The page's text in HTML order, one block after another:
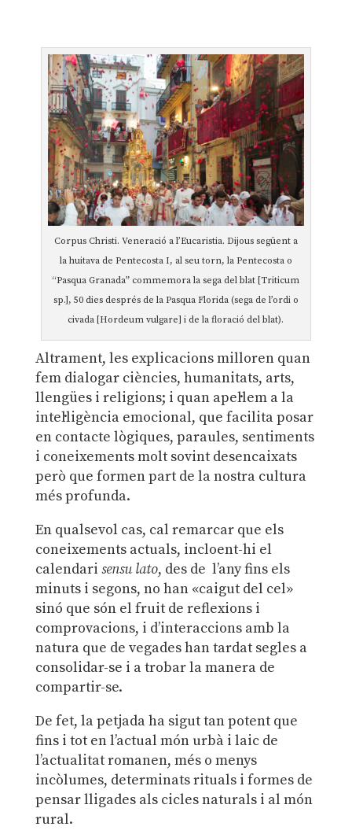
Corpus Christi. Veneració a l’Eucaristia. Dijous següent a
la huitava de Pentecosta I, al seu torn, la Pentecosta o
“Pasqua Granada” commemora la sega del blat [Triticum
sp.], 50 dies després de la Pasqua Florida (sega de l’ordi o
civada [Hordeum vulgare] i de la floració del blat).
Altrament, les explicacions milloren quan
fem dialogar ciències, humanitats, arts,
llengües i religions; i quan apel·lem a la
intel·ligència emocional, que facilita posar
en contacte lògiques, paraules, sentiments
i coneixements molt sovint desencaixats
però que formen part de la nostra cultura
més profunda.
En qualsevol cas, cal remarcar que els
coneixements actuals, incloent-hi el
calendari sensu lato, des de l’any fins els
minuts i segons, no han «caigut del cel»
sinó que són el fruit de reflexions i
comprovacions, i d’interaccions amb la
natura que de vegades han tardat segles a
consolidar-se i a trobar la manera de
compartir-se.
De fet, la petjada ha sigut tan potent que
fins i tot en l’actual món urbà i laic de
l’actualitat romanen, més o menys
incòlumes, determinats rituals i formes de
pensar lligades als cicles naturals i al món
rural.